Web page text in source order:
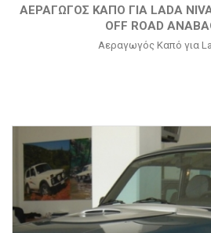
ΑΕΡΑΓΩΓΌΣ ΚΑΠΌ ΓΙΑ LADA
OFF ROAD
Αεραγωγός Καπό για